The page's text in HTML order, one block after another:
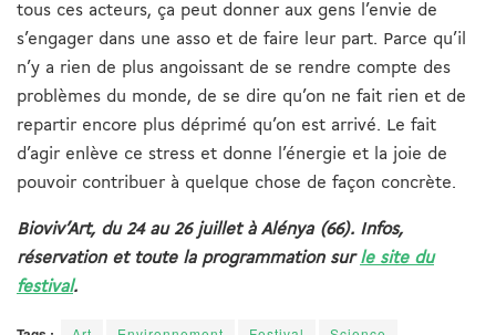
tous ces acteurs, ça peut donner aux gens l’envie de
s’engager dans une asso et de faire leur part. Parce qu’il
n’y a rien de plus angoissant de se rendre compte des
problèmes du monde, de se dire qu’on ne fait rien et de
repartir encore plus déprimé qu’on est arrivé. Le fait
d’agir enlève ce stress et donne l’énergie et la joie de
pouvoir contribuer à quelque chose de façon concrète.
Bioviv’Art, du 24 au 26 juillet à Alénya (66). Infos,
réservation et toute la programmation surle site du
festival.